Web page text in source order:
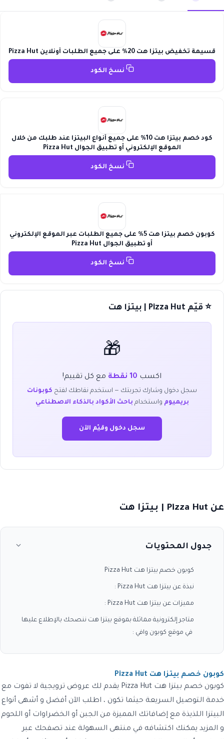
قسيمة تخفيض بيتزا هت 20% على جميع الطلبات أونلاين Pizza Hut
نسخ الكود
كود خصم بيتزا هت 10% على جميع أنواع البيتزا عند طلبك من خلال
الموقع الإلكتروني أو تطبيق الجوال Pizza Hut
نسخ الكود
كوبون خصم بيتزا هت 5% على جميع الطلبات عبر الموقع الإلكتروني
أو تطبيق الجوال Pizza Hut
نسخ الكود
⭐ قيّم Pizza Hut | بيتزا هت
🎁
اكسب 10 نقطة مع كل تقييم!
سجل دخول وشارك تجربتك — استخدم نقاطك لفتح كوبونات
بريميوم واستخدام باحث الأكواد بالذكاء الاصطناعي
سجل دخول وقيّم الآن
عن Pizza Hut | بيتزا هت
جدول المحتويات
كوبون خصم بيتزا هت Pizza Hut
نبذة عن بيتزا هت Pizza Hut :
مميزات عن بيتزا هت Pizza Hut :
متاجر إلكترونية مماثلة بموقع بيتزا هت ننصحك بالإطلاع عليها
في موقع كوبون وافي :
كوبون خصم بيتزا هت Pizza Hut
كوبون خصم بيتزا هت Pizza Hut
يقدم لك عروض ترويجية لا تفوت مع
خدمة التوصيل السريعة حيثما تكون ، اطلب الآن أفضل و أشهى أنواع
البيتزا اللذيذة مع إضافاتك المميزة من الجبن أو الخضراوات أو اللحوم
و المزيد يمكنك اكتشافه في منتهى السهولة عند تصفحك عبر